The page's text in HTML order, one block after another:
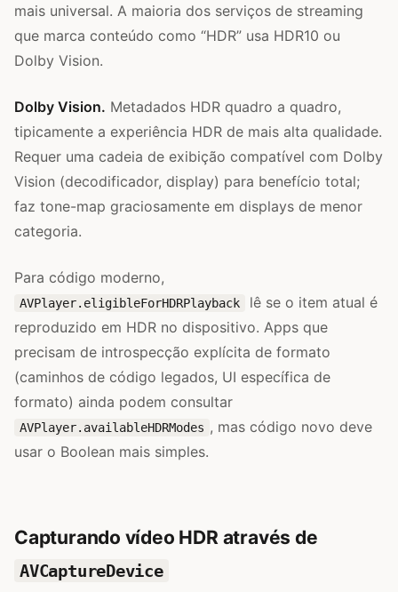
mais universal. A maioria dos serviços de streaming
que marca conteúdo como “HDR” usa HDR10 ou
Dolby Vision.
Dolby Vision. Metadados HDR quadro a quadro,
tipicamente a experiência HDR de mais alta qualidade.
Requer uma cadeia de exibição compatível com Dolby
Vision (decodificador, display) para benefício total;
faz tone-map graciosamente em displays de menor
categoria.
Para código moderno,
AVPlayer.eligibleForHDRPlayback
lê se o item atual é
reproduzido em HDR no dispositivo. Apps que
precisam de introspecção explícita de formato
(caminhos de código legados, UI específica de
formato) ainda podem consultar
AVPlayer.availableHDRModes , mas código novo deve
usar o Boolean mais simples.
Capturando vídeo HDR através de
AVCaptureDevice